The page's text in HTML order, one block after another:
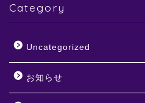
Category
Uncategorized
お知らせ